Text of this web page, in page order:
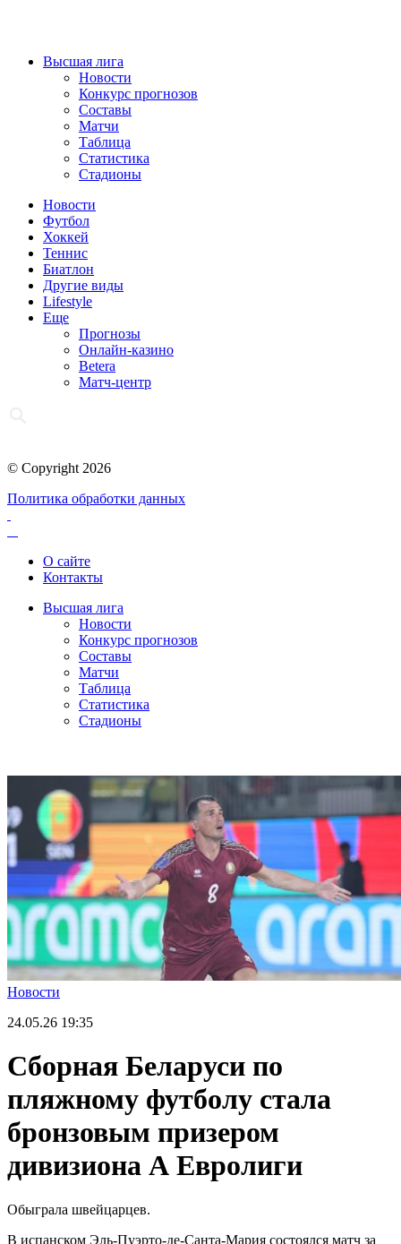
Высшая лига
Новости
Конкурс прогнозов
Составы
Матчи
Таблица
Статистика
Стадионы
Новости
Футбол
Хоккей
Теннис
Биатлон
Другие виды
Lifestyle
Еще
Прогнозы
Онлайн-казино
Betera
Матч-центр
© Copyright 2026
Политика обработки данных
О сайте
Контакты
Высшая лига
Новости
Конкурс прогнозов
Составы
Матчи
Таблица
Статистика
Стадионы
Новости
24.05.26 19:35
Сборная Беларуси по
пляжному футболу стала
бронзовым призером
дивизиона А Евролиги
Обыграла швейцарцев.
В испанском Эль-Пуэрто-де-Санта-Мария состоялся матч за